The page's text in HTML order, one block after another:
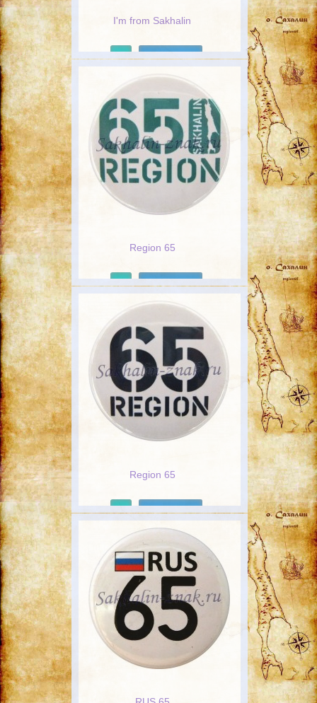
I'm from Sakhalin
Region 65
Region 65